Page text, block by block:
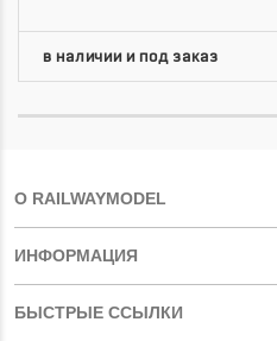
О RAILWAYMODEL
ИНФОРМАЦИЯ
БЫСТРЫЕ ССЫЛКИ